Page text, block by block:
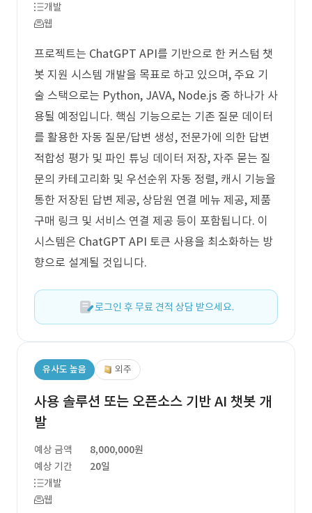
개발
웹
프로젝트는 ChatGPT API를 기반으로 한 커스텀 챗
봇 지원 시스템 개발을 목표로 하고 있으며, 주요 기
술 스택으로는 Python, JAVA, Node.js 중 하나가 사
용될 예정입니다. 핵심 기능으로는 기존 질문 데이터
를 활용한 자동 질문/답변 생성, 전문가에 의한 답변
적합성 평가 및 파인 튜닝 데이터 저장, 자주 묻는 질
문의 카테고리화 및 우선순위 자동 정렬, 캐시 기능을
통한 저장된 답변 제공, 상담원 연결 메뉴 제공, 제품
구매 링크 및 서비스 연결 제공 등이 포함됩니다. 이
시스템은 ChatGPT API 토큰 사용을 최소화하는 방
향으로 설계될 것입니다.
로그인 후 무료 견적 상담 받으세요.
유사도 높음 외주
사용 솔루션 또는 오픈소스 기반 AI 챗봇 개
발
예상 금액
8,000,000원
예상 기간
20일
개발
웹